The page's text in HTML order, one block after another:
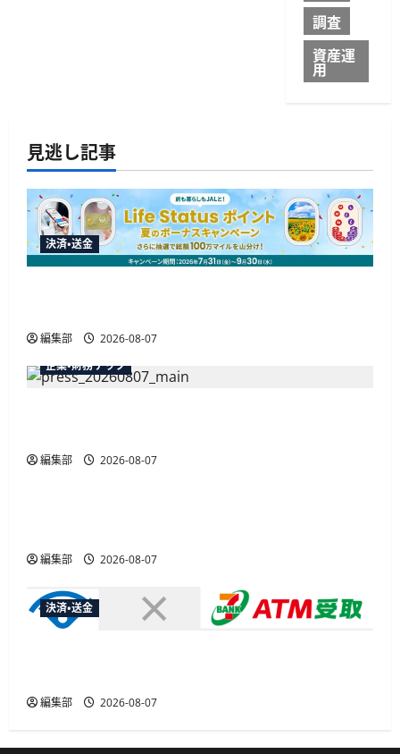
調査
資産運
用
見逃し記事
決済・送金
編集部
2026-08-07
企業・財務テック
編集部 2026-08-07
広告
編集部 2026-08-07
決済・送金
編集部 2026-08-07